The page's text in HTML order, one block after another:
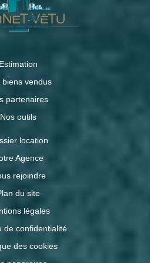
Estimation
biens vendus
partenaires
Nos outils
location
Agence
rejoindre
du site
légales
de confidentialité
des cookies